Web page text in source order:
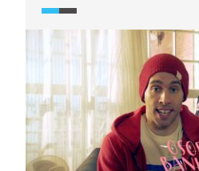
a informování o řešení
oddlužení.